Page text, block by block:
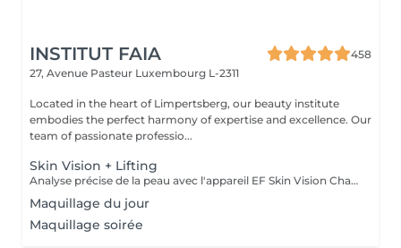
INSTITUT FAIA
458
27, Avenue Pasteur Luxembourg L-2311
Located in the heart of Limpertsberg, our beauty institute
embodies the perfect harmony of expertise and excellence. Our
team of passionate professio...
Skin Vision + Lifting
Analyse précise de la peau avec l'appareil EF Skin Vision Chaque peau étant unique, nous analysons ensemble les besoins actuels de votre peau. L'appareil diagnostic effectue une analyse complète. Il détermine l'identité de votre peau en quelques minutes, en se basant sur 9 paramètres spécifiques: hydratation, excès de sébum, élasticité, desquamation, pores, taches pigmentaires, rides pattes d'oie, rides du front, couperose. Soin anti-âge liftant pour une peau plus ferme. Les produits pénètrent profondément grâce au, Sono Lifter qui permet également d'agir sur les cicatrices d'acné. Le relâchement de la peau, les rides et les rides d'expression sont atténuées grâce au RF Tightener. Pour raffermir et redessiner l'ovale du visage.
Maquillage du jour
Maquillage soirée